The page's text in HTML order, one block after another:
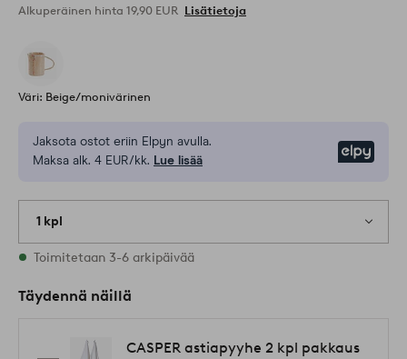
Alkuperäinen hinta 19,90 EUR Lisätietoja
Väri: Beige/monivärinen
Jaksota ostot eriin Elpyn avulla.
Maksa alk. 4 EUR/kk. Lue lisää
1 kpl
Varastossa
Toimitetaan 3-6 arkipäivää
Täydennä näillä
CASPER astiapyyhe 2 kpl pakkaus